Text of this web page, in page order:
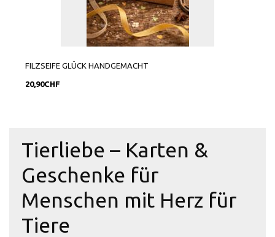
FILZSEIFE GLÜCK HANDGEMACHT
20,90CHF
Tierliebe – Karten &
Geschenke für
Menschen mit Herz für
Tiere